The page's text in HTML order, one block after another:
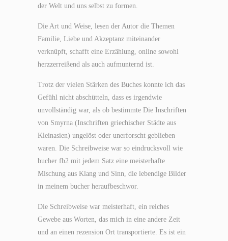
der Welt und uns selbst zu formen.
Die Art und Weise, lesen der Autor die Themen
Familie, Liebe und Akzeptanz miteinander
verknüpft, schafft eine Erzählung, online sowohl
herzzerreißend als auch aufmunternd ist.
Trotz der vielen Stärken des Buches konnte ich das
Gefühl nicht abschütteln, dass es irgendwie
unvollständig war, als ob bestimmte Die Inschriften
von Smyrna (Inschriften griechischer Städte aus
Kleinasien) ungelöst oder unerforscht geblieben
waren. Die Schreibweise war so eindrucksvoll wie
bucher fb2 mit jedem Satz eine meisterhafte
Mischung aus Klang und Sinn, die lebendige Bilder
in meinem bucher heraufbeschwor.
Die Schreibweise war meisterhaft, ein reiches
Gewebe aus Worten, das mich in eine andere Zeit
und an einen rezension Ort transportierte. Es ist ein